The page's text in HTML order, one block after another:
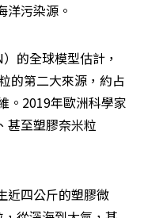
洋污染源。
的全球模型估計，
的第二大來源，約占
。2019年歐洲科學家
甚至塑膠奈米粒
近四公斤的塑膠微